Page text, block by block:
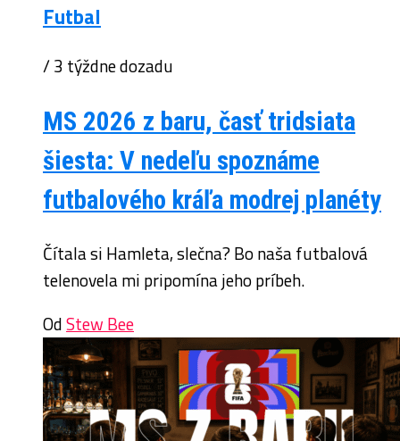
Futbal
/ 3 týždne dozadu
MS 2026 z baru, časť tridsiata
šiesta: V nedeľu spoznáme
futbalového kráľa modrej planéty
Čítala si Hamleta, slečna? Bo naša futbalová
telenovela mi pripomína jeho príbeh.
OdStew Bee